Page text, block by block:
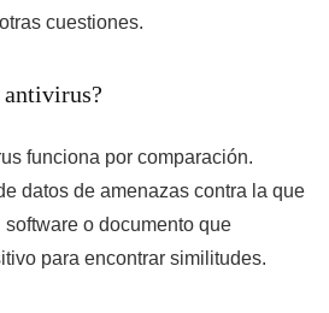
cuestiones.
antivirus?
funciona por comparación.
datos de amenazas contra la que
o documento que
para encontrar similitudes.